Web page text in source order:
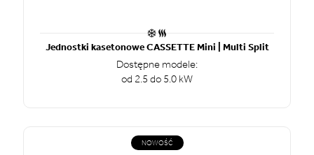
Jednostki kasetonowe CASSETTE Mini | Multi Split
Dostępne modele:
od 2.5 do 5.0 kW
NOWOŚĆ